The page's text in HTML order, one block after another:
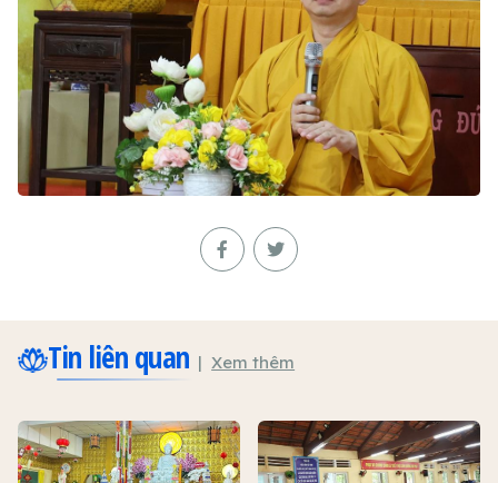
Tin liên quan Xem thêm